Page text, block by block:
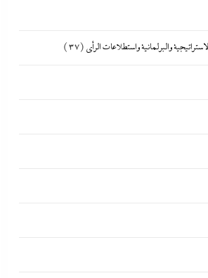
والبرلمانية واستطلاعات الرأى (37)